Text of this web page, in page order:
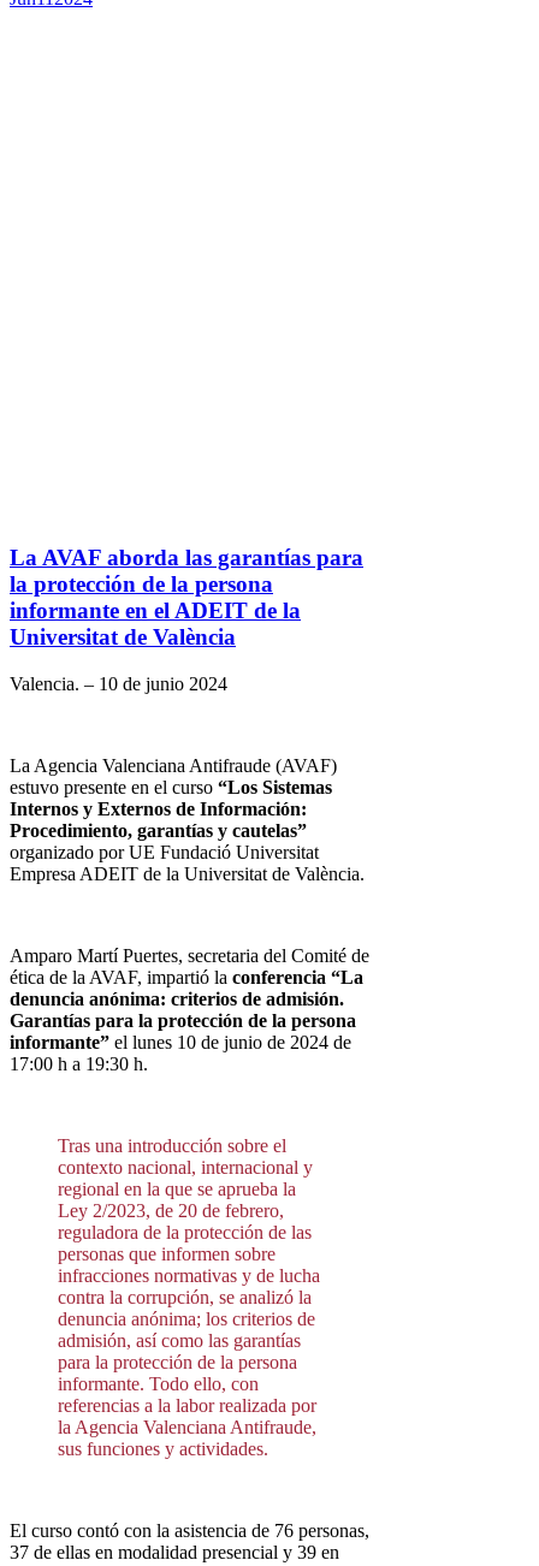
La AVAF aborda las garantías para
la protección de la persona
informante en el ADEIT de la
Universitat de València
Valencia. – 10 de junio 2024
La Agencia Valenciana Antifraude (AVAF)
estuvo presente en el curso “Los Sistemas
Internos y Externos de Información:
Procedimiento, garantías y cautelas”
organizado por UE Fundació Universitat
Empresa ADEIT de la Universitat de València.
Amparo Martí Puertes, secretaria del Comité de
ética de la AVAF, impartió la conferencia “La
denuncia anónima: criterios de admisión.
Garantías para la protección de la persona
informante” el lunes 10 de junio de 2024 de
17:00 h a 19:30 h.
Tras una introducción sobre el
contexto nacional, internacional y
regional en la que se aprueba la
Ley 2/2023, de 20 de febrero,
reguladora de la protección de las
personas que informen sobre
infracciones normativas y de lucha
contra la corrupción, se analizó la
denuncia anónima; los criterios de
admisión, así como las garantías
para la protección de la persona
informante. Todo ello, con
referencias a la labor realizada por
la Agencia Valenciana Antifraude,
sus funciones y actividades.
El curso contó con la asistencia de 76 personas,
37 de ellas en modalidad presencial y 39 en